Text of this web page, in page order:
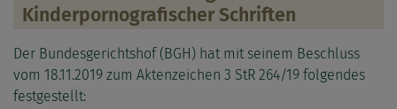
Kinderpornografischer Schriften
Der Bundesgerichtshof (BGH) hat mit seinem Beschluss
vom 18.11.2019 zum Aktenzeichen 3 StR 264/19 folgendes
festgestellt: